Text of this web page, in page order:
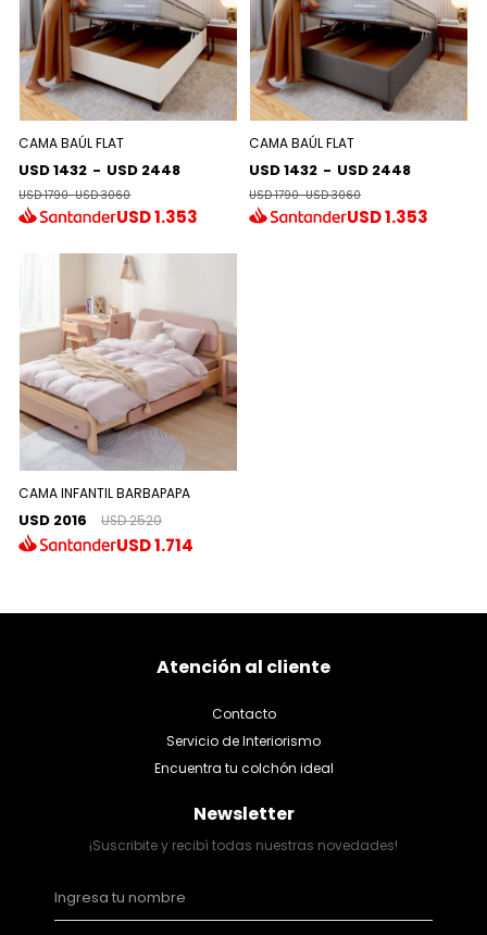
CAMA BAÚL FLAT
USD 1432 - USD 2448
USD 1790-USD 3060
USD1.353
CAMA BAÚL FLAT
USD 1432 - USD 2448
USD 1790-USD 3060
USD1.353
CAMA INFANTIL BARBAPAPA
USD 2016 USD 2520
USD1.714
Atención al cliente
Contacto
Servicio de Interiorismo
Encuentra tu colchón ideal
Newsletter
¡Suscribite y recibí todas nuestras novedades!